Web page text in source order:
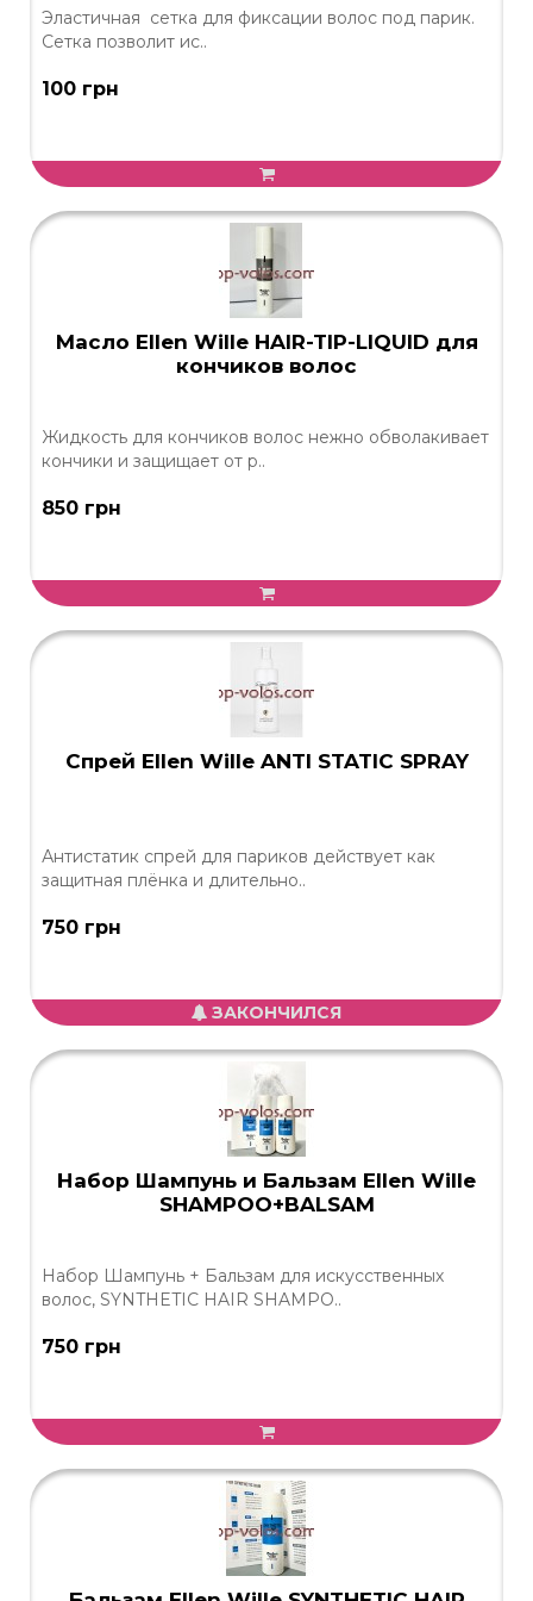
Эластичная сетка для фиксации волос под парик.
Сетка позволит ис..
100 грн
Масло Ellen Wille HAIR-TIP-LIQUID для
кончиков волос
Жидкость для кончиков волос нежно обволакивает
кончики и защищает от р..
850 грн
Спрей Ellen Wille ANTI STATIC SPRAY
Антистатик спрей для париков действует как
защитная плёнка и длительно..
750 грн
ЗАКОНЧИЛСЯ
Набор Шампунь и Бальзам Ellen Wille
SHAMPOO+BALSAM
Набор Шампунь + Бальзам для искусственных
волос, SYNTHETIC HAIR SHAMPO..
750 грн